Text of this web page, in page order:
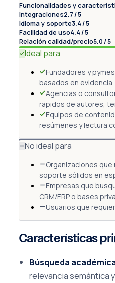
Funcionalidades y
Integraciones2.7 / 5
Idioma y soporte3.4 / 5
Facilidad de uso4.4 / 5
Relación calidad/precio5.0 / 5
Ideal para
Fundadores y
basados en evidencia.
Agencias o
rápidos de autores,
Equipos de
resúmenes y lectura
No ideal para
Organizaciones
soporte sólidos en
Empresas que
CRM/ERP o bases
Usuarios que
Características
Búsqueda
relevancia semántica